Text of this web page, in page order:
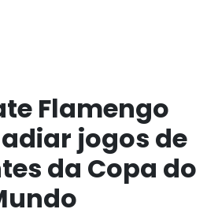
Flamengo
jogos de
da Copa do